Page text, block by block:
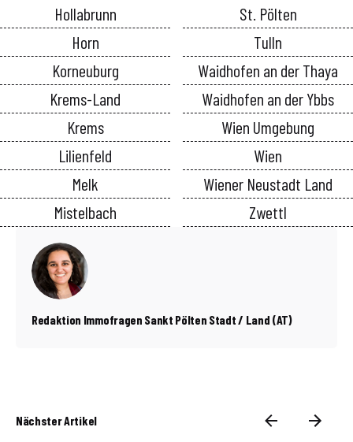
Hollabrunn
Horn
Korneuburg
Krems-Land
Krems
Lilienfeld
Melk
Mistelbach
St. Pölten
Tulln
Waidhofen an der Thaya
Waidhofen an der Ybbs
Wien Umgebung
Wien
Wiener Neustadt Land
Zwettl
Redaktion Immofragen Sankt Pölten Stadt / Land (AT)
Nächster Artikel